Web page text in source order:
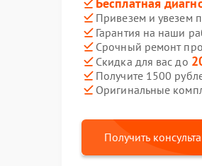
Привезем и увезем
Гарантия на наши
Срочный ремонт
Скидка для вас до
Получите 1500
Оригинальные
Получить